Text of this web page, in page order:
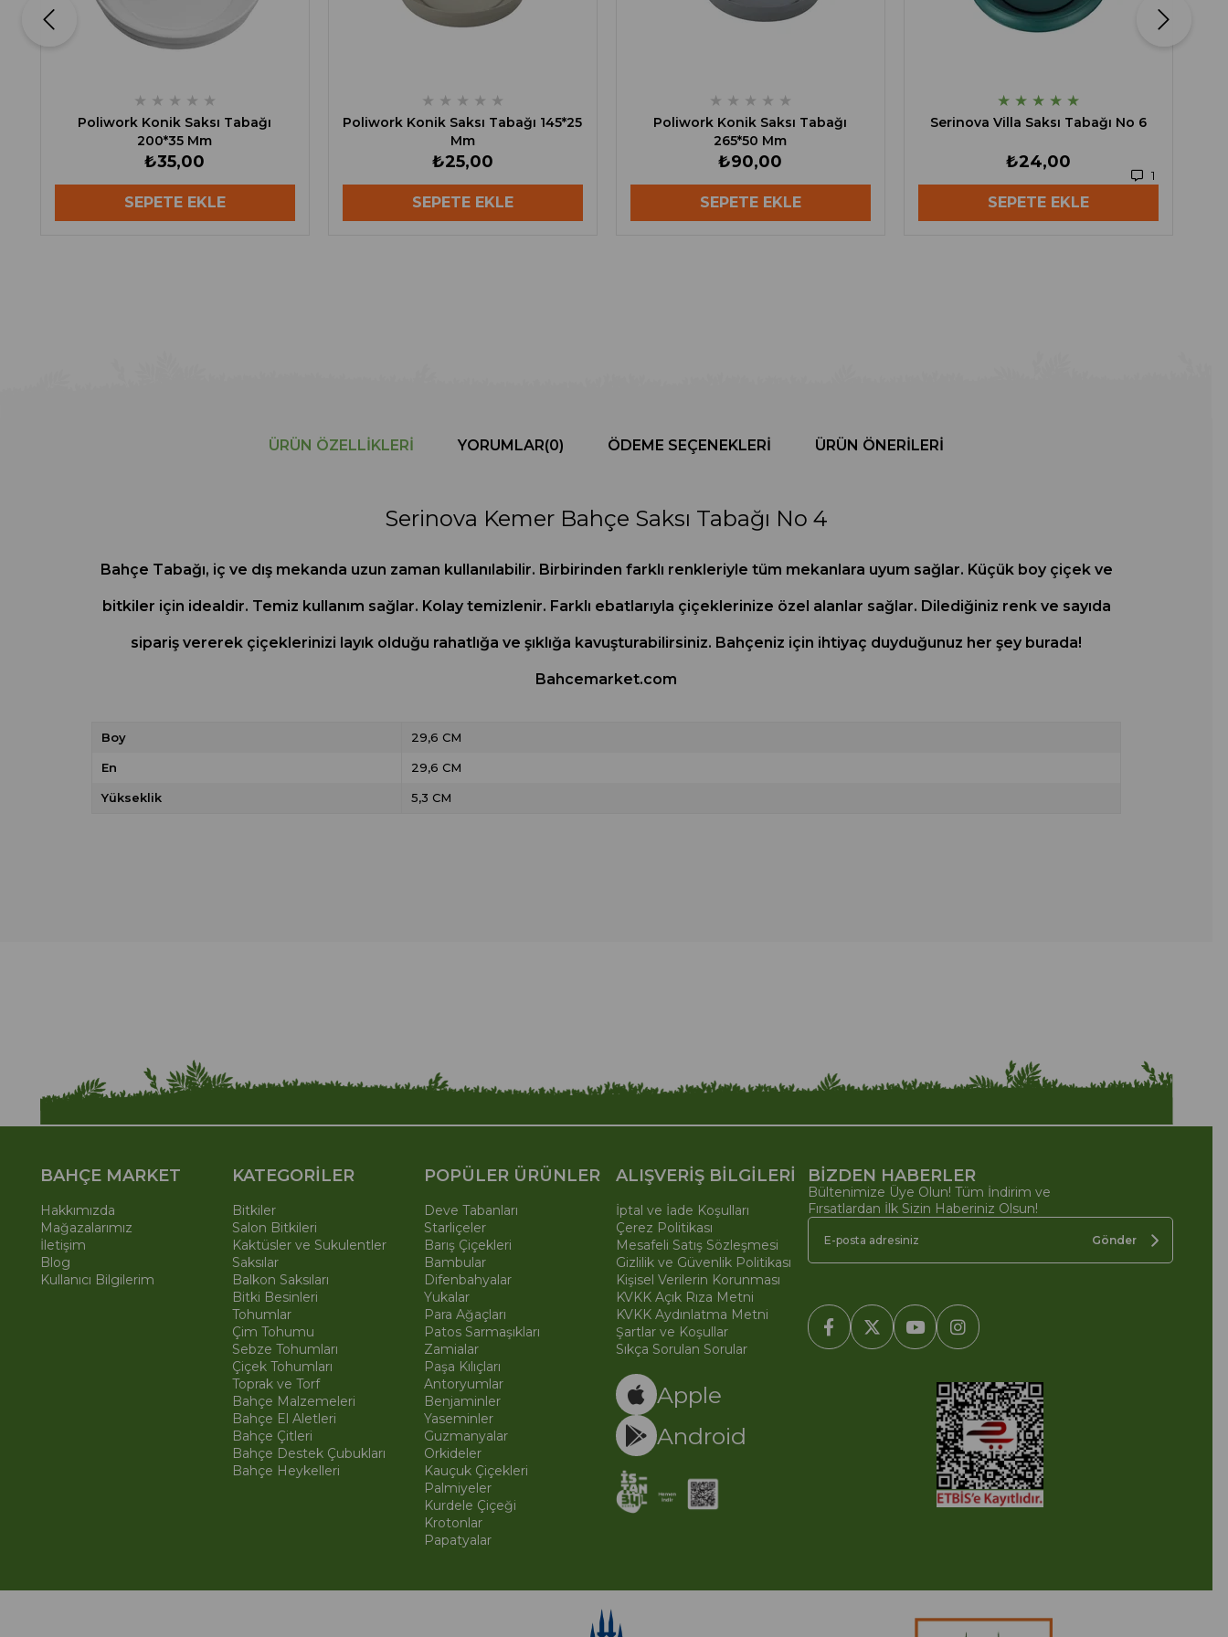
★ ★ ★ ★ ★
Poliwork Konik Saksı Tabağı
200*35 Mm
₺35,00
SEPETE EKLE
★ ★ ★ ★ ★
Poliwork Konik Saksı Tabağı 145*25
Mm
₺25,00
SEPETE EKLE
★ ★ ★ ★ ★
Poliwork Konik Saksı Tabağı
265*50 Mm
₺90,00
SEPETE EKLE
★ ★ ★ ★ ★
Serinova Villa Saksı Tabağı No 6
1
₺24,00
SEPETE EKLE
ÜRÜN ÖZELLIKLERI YORUMLAR(0) ÖDEME SEÇENEKLERI ÜRÜN ÖNERILERI
Serinova Kemer Bahçe Saksı Tabağı No 4
Bahçe Tabağı, iç ve dış mekanda uzun zaman kullanılabilir. Birbirinden farklı renkleriyle tüm mekanlara uyum sağlar. Küçük boy çiçek ve
bitkiler için idealdir. Temiz kullanım sağlar. Kolay temizlenir. Farklı ebatlarıyla çiçeklerinize özel alanlar sağlar. Dilediğiniz renk ve sayıda
sipariş vererek çiçeklerinizi layık olduğu rahatlığa ve şıklığa kavuşturabilirsiniz. Bahçeniz için ihtiyaç duyduğunuz her şey burada!
Bahcemarket.com
Boy 29,6 CM
En 29,6 CM
Yükseklik 5,3 CM
BAHÇE MARKET
Hakkımızda
Mağazalarımız
İletişim
Blog
Kullanıcı Bilgilerim
KATEGORİLER
Bitkiler
Salon Bitkileri
Kaktüsler ve Sukulentler
Saksılar
Balkon Saksıları
Bitki Besinleri
Tohumlar
Çim Tohumu
Sebze Tohumları
Çiçek Tohumları
Toprak ve Torf
Bahçe Malzemeleri
Bahçe El Aletleri
Bahçe Çitleri
Bahçe Destek Çubukları
Bahçe Heykelleri
POPÜLER ÜRÜNLER
Deve Tabanları
Starliçeler
Barış Çiçekleri
Bambular
Difenbahyalar
Yukalar
Para Ağaçları
Patos Sarmaşıkları
Zamialar
Paşa Kılıçları
Antoryumlar
Benjaminler
Yaseminler
Guzmanyalar
Orkideler
Kauçuk Çiçekleri
Palmiyeler
Kurdele Çiçeği
Krotonlar
Papatyalar
ALIŞVERİŞ BİLGİLERİ
İptal ve İade Koşulları
Çerez Politikası
Mesafeli Satış Sözleşmesi
Gizlilik ve Güvenlik Politikası
Kişisel Verilerin Korunması
KVKK Açık Rıza Metni
KVKK Aydınlatma Metni
Şartlar ve Koşullar
Sıkça Sorulan Sorular
Apple
Android
BİZDEN HABERLER
Bültenimize Üye Olun! Tüm İndirim ve
Fırsatlardan İlk Sizin Haberiniz Olsun!
Gönder